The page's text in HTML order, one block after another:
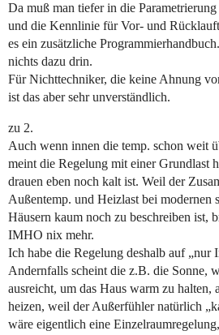
Da muß man tiefer in die
und die Kennlinie für Vor- und
es ein zusätzliche
nichts dazu drin.
Für Nichttechniker, die keine Ahnung
ist das aber sehr unverständlich.
zu 2.
Auch wenn innen die temp. schon weit
meint die Regelung mit einer Grundlast
drauen eben noch kalt ist. Weil der
Außentemp. und Heizlast bei modernen
Häusern kaum noch zu beschreiben ist,
IMHO nix mehr.
Ich habe die Regelung deshalb auf „nur
Andernfalls scheint die z.B. die Sonne,
ausreicht, um das Haus warm zu
heizen, weil der Außerfühler natürlich
wäre eigentlich eine